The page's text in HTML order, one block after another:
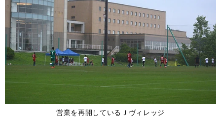
営業を再開しているＪヴィレッジ